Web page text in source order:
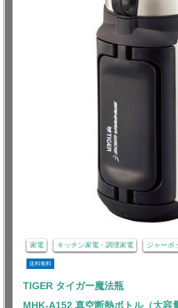
家電 キッチン家電・調理家電 ジャーポ
送料無料
TIGER タイガー魔法瓶
MHK-A152 真空断熱ボトル（大容